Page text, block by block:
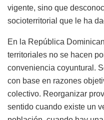
vigente, sino que
socioterritorial que le ha
En la República
territoriales no se hacen
conveniencia coyuntural.
con base en razones
colectivo. Reorganizar
sentido cuando existe un